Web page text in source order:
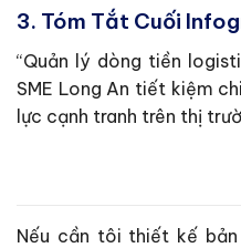
3. Tóm Tắt Cuối
“Quản lý dòng tiền
SME Long An tiết kiệm
lực cạnh tranh trên thị
Nếu cần tôi thiết kế